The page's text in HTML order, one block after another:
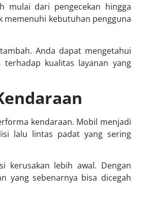
mulai dari pengecekan hingga
memenuhi kebutuhan pengguna
Anda dapat mengetahui
kualitas layanan yang
kendaraan. Mobil menjadi
lalu lintas padat yang sering
kerusakan lebih awal. Dengan
yang sebenarnya bisa dicegah